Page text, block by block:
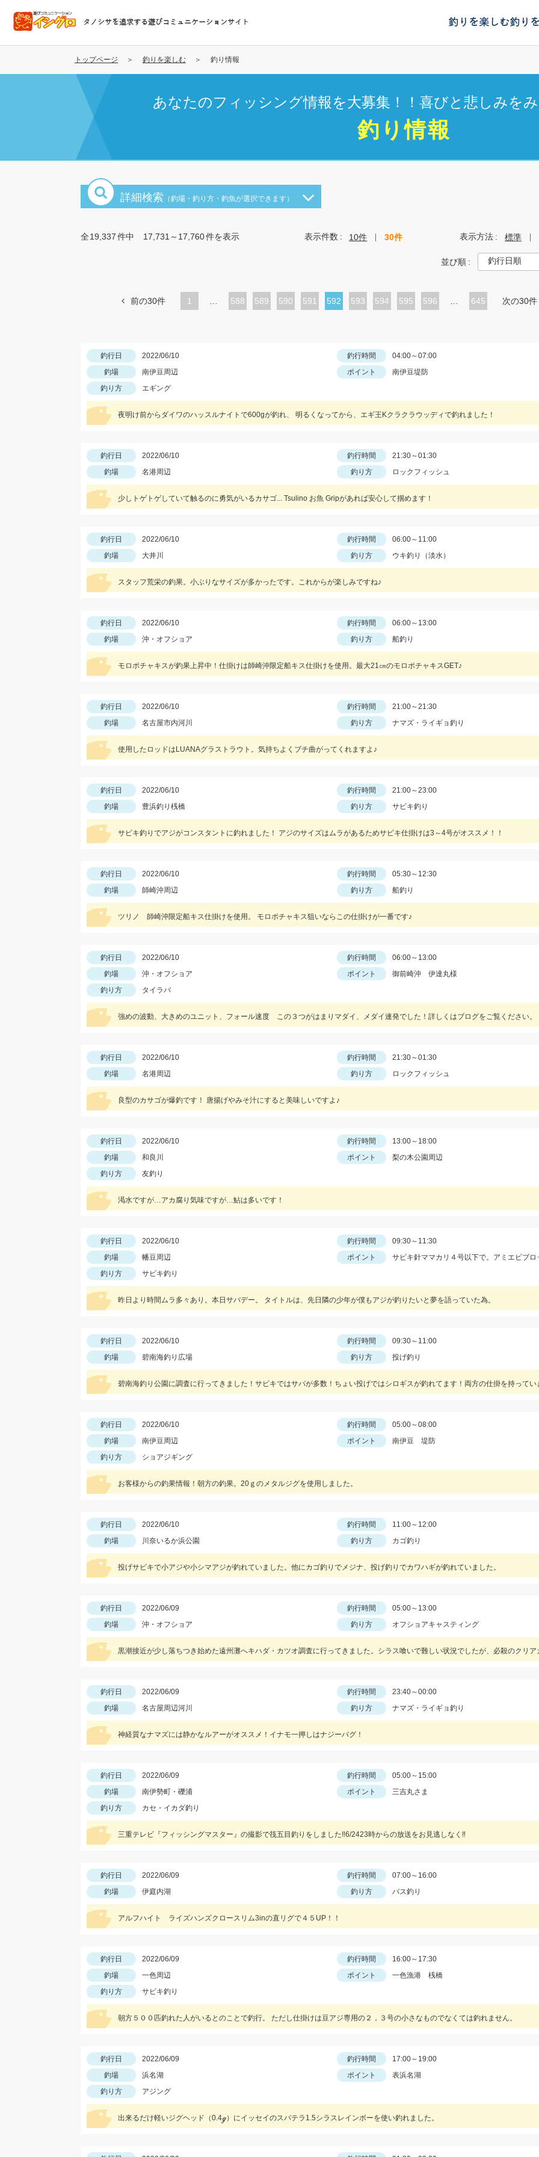
コ
テ
タノシサを追求する遊びコミュニケーションサイト 釣りを楽しむ釣り
トップページ 釣りを楽しむ 釣り情報
あなたのフィッシング情報を大募集！！喜びと悲しみをみ
釣り情報
詳細検索 （釣場・釣り方・釣魚が選択できます）
全19,337件中 17,731～17,760件を表示 表示件数 10件 30件 表示方法 標準
並び順
前の30件 1
ペ
588
ペ
589
ペ
590
ペ
591
カ
592
ペ
593
ペ
594
ペ
595
ペ
596 645 次の30件
釣行日 2022/06/10 釣行時間
04:00～07:00
釣場
南伊豆周辺 ポイント
南伊豆堤防
釣り方
エギング
夜明け前からダイワのハッスルナイトで600gが釣れ、 明るくなってから、エギ王Kクラクラウッディで釣れました！
釣行日 2022/06/10 釣行時間
21:30～01:30
釣場
名港周辺 釣り方 ロックフィッシュ
少しトゲトゲしていて触るのに勇気がいるカサゴ... Tsulino お魚 Gripがあれば安心して掴めます！
釣行日 2022/06/10 釣行時間
06:00～11:00
釣場
大井川 釣り方 ウキ釣り（淡水）
スタッフ荒栄の釣果。小ぶりなサイズが多かったです。これからが楽しみですね♪
釣行日 2022/06/10 釣行時間
06:00～13:00
釣場
沖・オフショア 釣り方 船釣り
モロポチャキスが釣果上昇中！仕掛けは師崎沖限定船キス仕掛けを使用。最大21㎝のモロポチャキスGET♪
釣行日 2022/06/10 釣行時間
21:00～21:30
釣場
名古屋市内河川 釣り方 ナマズ・ライギョ釣り
使用したロッドはLUANAグラストラウト。気持ちよくブチ曲がってくれますよ♪
釣行日 2022/06/10 釣行時間
21:00～23:00
釣場
豊浜釣り桟橋 釣り方 サビキ釣り
サビキ釣りでアジがコンスタントに釣れました！ アジのサイズはムラがあるためサビキ仕掛けは3～4号がオススメ！！
釣行日 2022/06/10 釣行時間
05:30～12:30
釣場
師崎沖周辺 釣り方 船釣り
ツリノ 師崎沖限定船キス仕掛けを使用。 モロポチャキス狙いならこの仕掛けが一番です♪
釣行日 2022/06/10 釣行時間
06:00～13:00
釣場
沖・オフショア ポイント
御前崎沖 伊達丸様
釣り方
タイラバ
強めの波動、大きめのユニット、フォール速度 この３つがはまりマダイ、メダイ連発でした！詳しくはブログをご覧ください。
釣行日 2022/06/10 釣行時間
21:30～01:30
釣場
名港周辺 釣り方 ロックフィッシュ
良型のカサゴが爆釣です！ 唐揚げやみそ汁にすると美味しいですよ♪
釣行日 2022/06/10 釣行時間
13:00～18:00
釣場
和良川 ポイント
梨の木公園周辺
釣り方
友釣り
渇水ですが…アカ腐り気味ですが…鮎は多いです！
釣行日 2022/06/10 釣行時間
09:30～11:30
釣場
幡豆周辺 ポイント
サビキ針ママカリ４号以下で。アミエビブロ
釣り方
サビキ釣り
昨日より時間ムラ多々あり。本日サバデー。 タイトルは、先日隣の少年が僕もアジが釣りたいと夢を語っていた為。
釣行日 2022/06/10 釣行時間
09:30～11:00
釣場
碧南海釣り広場 釣り方 投げ釣り
釣行日 2022/06/10 釣行時間
05:00～08:00
釣場
南伊豆周辺 ポイント
南伊豆 堤防
釣り方
ショアジギング
お客様からの釣果情報！朝方の釣果。20ｇのメタルジグを使用しました。
釣行日 2022/06/10 釣行時間
11:00～12:00
釣場
川奈いるか浜公園 釣り方 カゴ釣り
投げサビキで小アジや小シマアジが釣れていました。他にカゴ釣りでメジナ、投げ釣りでカワハギが釣れていました。
釣行日 2022/06/09 釣行時間
05:00～13:00
釣場
沖・オフショア 釣り方 オフショアキャスティング
釣行日 2022/06/09 釣行時間
23:40～00:00
釣場
名古屋周辺河川 釣り方 ナマズ・ライギョ釣り
神経質なナマズには静かなルアーがオススメ！イナモ一押しはナジーバグ！
釣行日 2022/06/09 釣行時間
05:00～15:00
釣場
南伊勢町・礫浦 ポイント
三吉丸さま
釣り方
カセ・イカダ釣り
三重テレビ『フィッシングマスター』の撮影で筏五目釣りをしました‼6/2423時からの放送をお見逃しなく‼
釣行日 2022/06/09 釣行時間
07:00～16:00
釣場
伊庭内湖 釣り方 バス釣り
アルフハイト ライズハンズクロースリム3inの直リグで４５UP！！
釣行日 2022/06/09 釣行時間
16:00～17:30
釣場
一色周辺 ポイント
一色漁港 桟橋
釣り方
サビキ釣り
朝方５００匹釣れた人がいるとのことで釣行。 ただし仕掛けは豆アジ専用の２，３号の小さなものでなくては釣れません。
釣行日 2022/06/09 釣行時間
17:00～19:00
釣場
浜名湖 ポイント
表浜名湖
釣り方
アジング
出来るだけ軽いジグヘッド（0.4ℊ）にイッセイのスパテラ1.5シラスレインボーを使い釣れました。